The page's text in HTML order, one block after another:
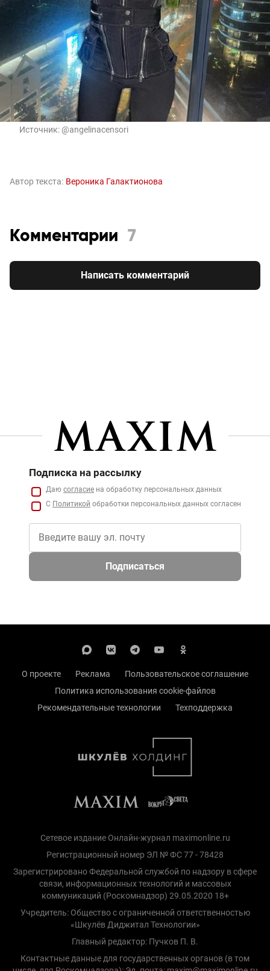
Источник: @angelinacensori
Автор текста: Вероника Галактионова
Комментарии 7
Написать комментарий
Подписка на рассылку
Даю согласие на обработку персональных данных
С Политикой обработки персональных данных согласен
Подписаться
О проекте Реклама
Пользовательское соглашение
Политика использования cookie-файлов
Рекомендательные технологии
Техподдержка
Сетевое издание Онлайн-журнал maximonline.ru
Регистрационный номер ЭЛ № ФС 77 - 78428
Зарегистрировано Федеральной службой по надзору в сфере
связи, информационных технологий и массовых
коммуникаций (Роскомнадзор) 29.05.2020 18+
Учредитель: Общество с ограниченной ответственностью
«Шкулёв Диджитал Технологии»
Главный редактор: Пучков П. В.
Контактные данные для государственных органов (в том